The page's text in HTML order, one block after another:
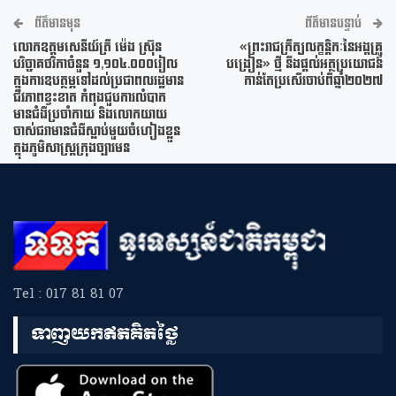
ព័ត៌មានមុន
លោកឧត្តម​សេនីយ៍​ត្រី​​​ ម៉េ​ង​​​​ ស្រ៊ុន​​​ ​
បរិច្ចាគ​ថវិកា​ចំនួន​​​ ១,១០៤.០០០រៀល​
ក្នុងការឧបត្ថម្ភ​ទៅ​ដល់​ប្រជា​ពលរដ្ឋ​មាន​
ជីវភាព​ខ្វះខាត​ កំពុងជួបការលំបាក
មានជំងឺប្រចាំកាយ និងលោកយាយ
ចាស់ជរាមានជំងឺស្លាប់មួយចំហៀងខ្លួន
ក្នុងភូមិសាស្ត្រក្រុងច្បារមន
ព័ត៌មានបន្ទាប់
«ព្រះរាជក្រឹត្យលក្ខន្តិកៈនៃអង្គគ្រូ
បង្រៀន» ថ្មី នឹងផ្តល់អត្ថប្រយោជន៍
កាន់តែប្រសើរចាប់ពីឆ្នាំ២០២៧
Tel : 017 81 81 07
ទាញយកឥតគិតថ្លៃ